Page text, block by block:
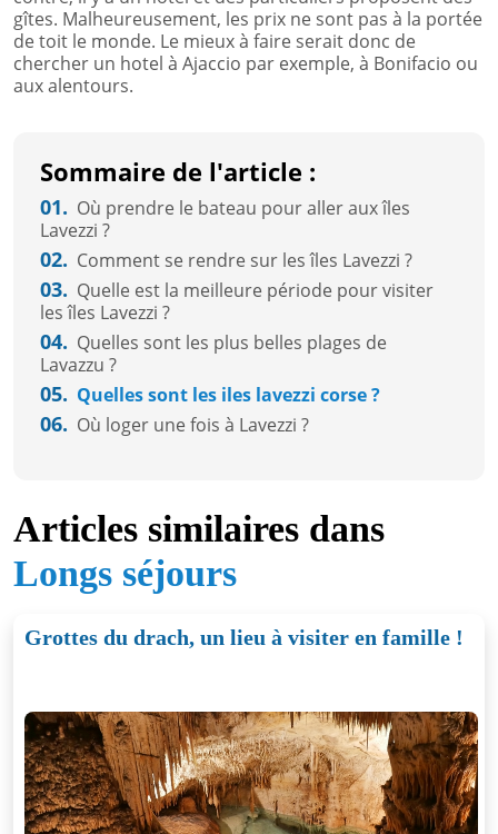
gîtes. Malheureusement, les prix ne sont pas à la portée
de toit le monde. Le mieux à faire serait donc de
chercher un hotel à Ajaccio par exemple, à Bonifacio ou
aux alentours.
Sommaire de l'article :
01. Où prendre le bateau pour aller aux îles
Lavezzi ?
02. Comment se rendre sur les îles Lavezzi ?
03. Quelle est la meilleure période pour visiter
les îles Lavezzi ?
04. Quelles sont les plus belles plages de
Lavazzu ?
05. Quelles sont les iles lavezzi corse ?
06. Où loger une fois à Lavezzi ?
Articles similaires dans
Longs séjours
Grottes du drach, un lieu à visiter en famille !